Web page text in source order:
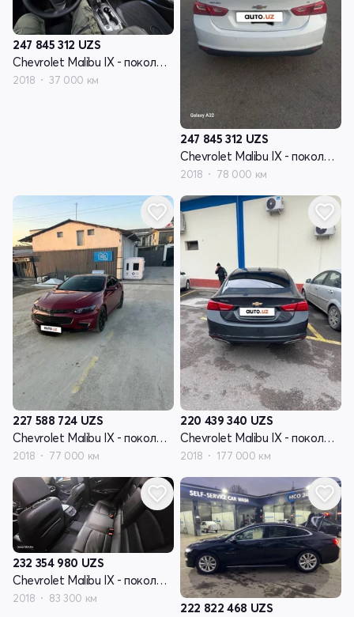
247 845 312 UZS
Chevrolet Malibu IX - поколение
2018 37 000 км
247 845 312 UZS
Chevrolet Malibu IX - поколение
2018 78 000 км
227 588 724 UZS
Chevrolet Malibu IX - поколение
2018 77 000 км
220 439 340 UZS
Chevrolet Malibu IX - поколение
2018 177 000 км
232 354 980 UZS
Chevrolet Malibu IX - поколение
2018 83 300 км
222 822 468 UZS